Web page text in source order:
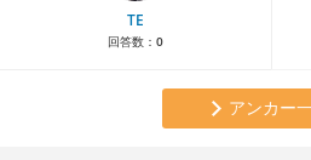
TE
回答数： 0
アンカー